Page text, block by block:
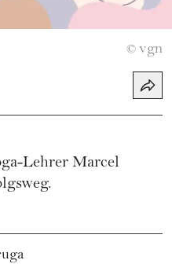
© vgn
Lehrer Marcel